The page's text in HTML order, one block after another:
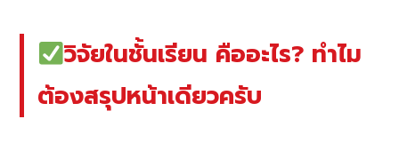
วิจัยในชั้นเรียน คืออะไร? ทำไม
ต้องสรุปหน้าเดียวครับ